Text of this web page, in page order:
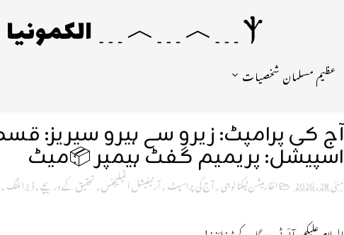
Ⲯ﹍︿﹍︿﹍ الکمونیا ﹍Ⲯ﹍Ⲯ﹍︿﹍☼
عظیم مسلمان شخصیات
اسپیشل: پریمیم گفٹ ہیمپر 📦میٹ
مئی 28, 2026 انفارمیشن ٹیکنالوجی,آج کی پرامپٹ,آرٹیفیشل انٹیلیجنس,تحقیق کے دریچے,ڈیزائننگ,